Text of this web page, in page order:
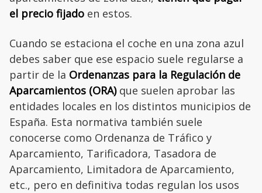
el precio fijado en estos.
Cuando se estaciona el coche en una zona azul
debes saber que ese espacio suele regularse a
partir de la Ordenanzas para la Regulación de
Aparcamientos (ORA)que suelen aprobar las
entidades locales en los distintos municipios de
España. Esta normativa también suele
conocerse como Ordenanza de Tráfico y
Aparcamiento, Tarificadora, Tasadora de
Aparcamiento, Limitadora de Aparcamiento,
etc., pero en definitiva todas regulan los usos